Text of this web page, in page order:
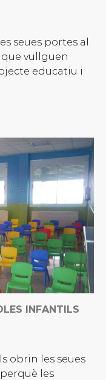
seues portes al
vullguen
educatiu i
INFANTILS
obrin les seues
les